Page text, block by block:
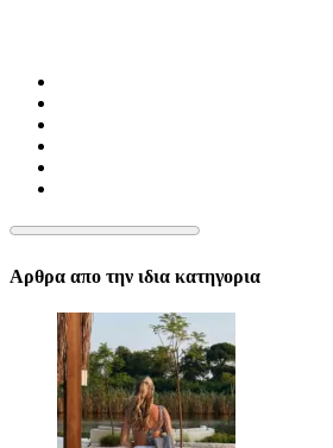
Αρθρα απο την ιδια κατηγορια